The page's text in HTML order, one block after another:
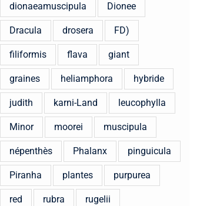
dionaeamuscipula Dionee
Dracula drosera FD)
filiformis flava giant
graines heliamphora hybride
judith karni-Land leucophylla
Minor moorei muscipula
népenthès Phalanx pinguicula
Piranha plantes purpurea
red rubra rugelii